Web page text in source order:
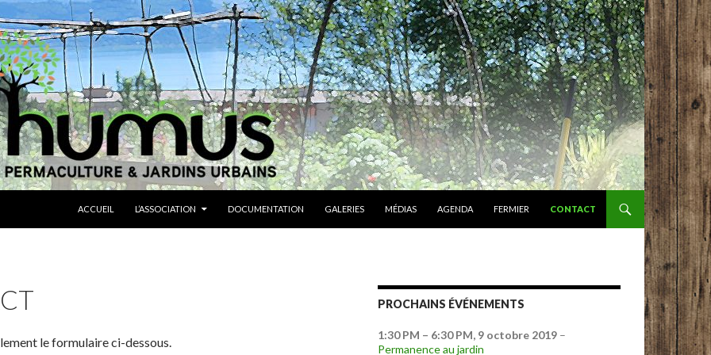
ACCUEIL
L’ASSOCIATION DOCUMENTATION GALERIES MÉDIAS AGENDA FERMIER CONTACT
le formulaire ci-dessous.
PROCHAINS ÉVÉNEMENTS
1:30 PM – 6:30 PM, 9 octobre 2019 –
Permanence au jardin